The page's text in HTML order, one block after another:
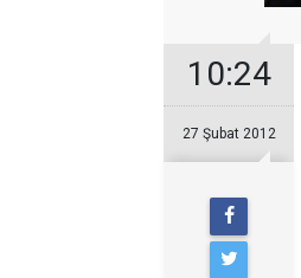
10:24
27 Şubat 2012